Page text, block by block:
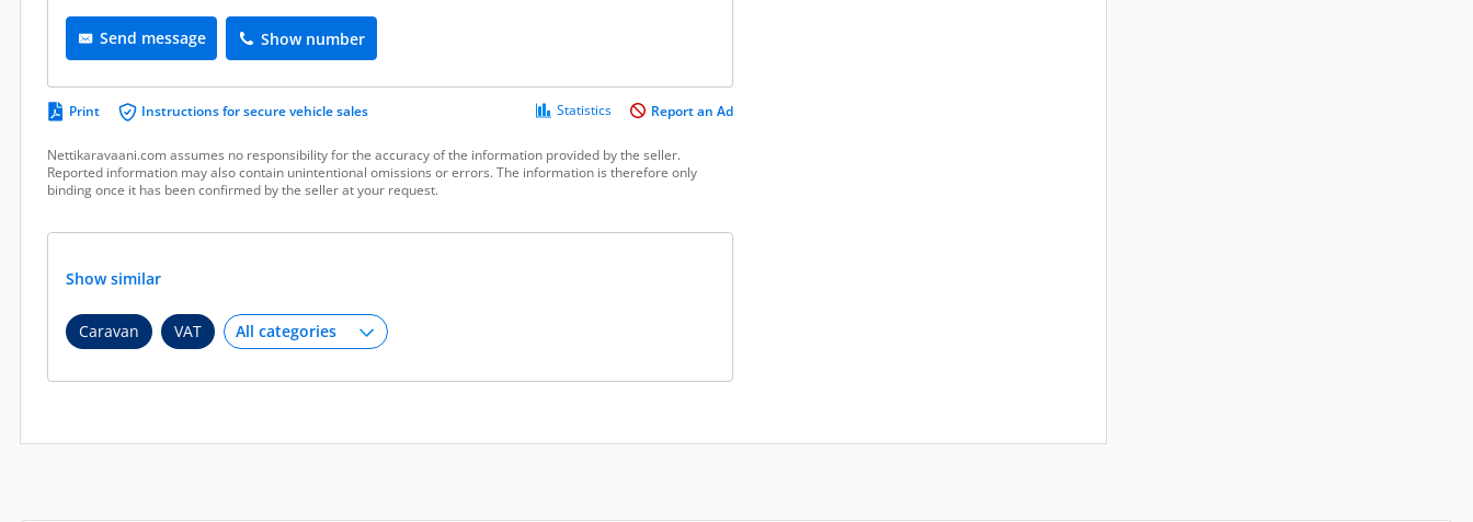
Send message Show number
Print Instructions for secure vehicle sales Statistics Report an Ad
Nettikaravaani.com assumes no responsibility for the accuracy of the information provided by the seller.
Reported information may also contain unintentional omissions or errors. The information is therefore only
binding once it has been confirmed by the seller at your request.
Show similar
Caravan VAT